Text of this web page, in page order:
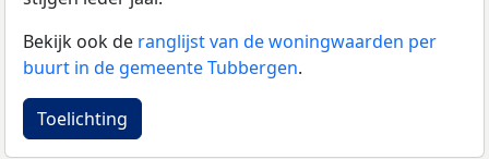
Bekijk ook de ranglijst van de woningwaarden per
buurt in de gemeente Tubbergen.
Toelichting